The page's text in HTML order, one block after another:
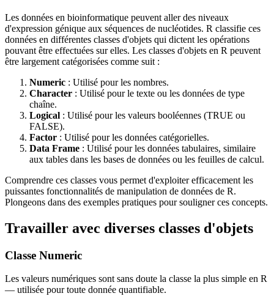
Les données en bioinformatique peuvent aller des niveaux
d'expression génique aux séquences de nucléotides. R classifie ces
données en différentes classes d'objets qui dictent les opérations
pouvant être effectuées sur elles. Les classes d'objets en R peuvent
être largement catégorisées comme suit :
Numeric : Utilisé pour les nombres.
Character : Utilisé pour le texte ou les données de type
chaîne.
Logical : Utilisé pour les valeurs booléennes (TRUE ou
FALSE).
Factor : Utilisé pour les données catégorielles.
Data Frame : Utilisé pour les données tabulaires, similaire
aux tables dans les bases de données ou les feuilles de calcul.
Comprendre ces classes vous permet d'exploiter efficacement les
puissantes fonctionnalités de manipulation de données de R.
Plongeons dans des exemples pratiques pour souligner ces concepts.
Travailler avec diverses classes d'objets
Classe Numeric
Les valeurs numériques sont sans doute la classe la plus simple en R
— utilisée pour toute donnée quantifiable.